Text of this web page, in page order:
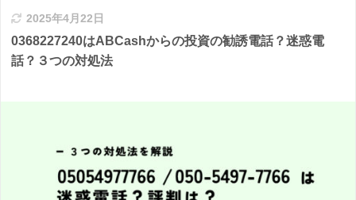
2025年4月22日
0368227240はABCashからの投資の勧誘電話？迷惑電
話？３つの対処法